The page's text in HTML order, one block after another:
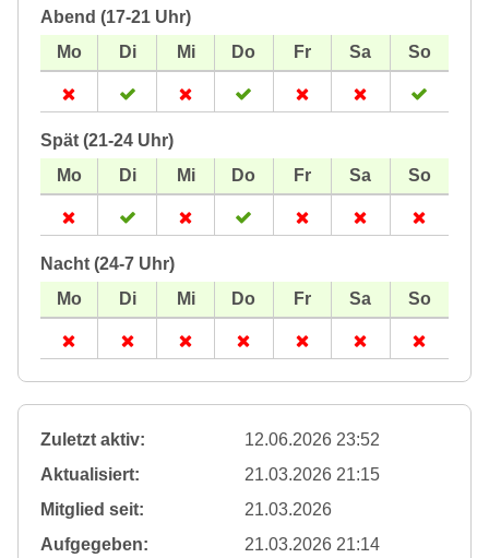
Abend (17-21 Uhr)
Spät (21-24 Uhr)
Nacht (24-7 Uhr)
Zuletzt aktiv:
12.06.2026 23:52
Aktualisiert:
21.03.2026 21:15
Mitglied seit:
21.03.2026
Aufgegeben:
21.03.2026 21:14